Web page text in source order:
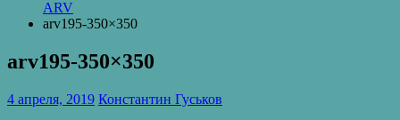
ARV
arv195-350×350
arv195-350×350
4 апреля, 2019 Константин Гуськов